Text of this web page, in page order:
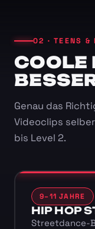
02 · TEENS &
COOLE
Genau das
Videoclips
bis Level 2.
9–11 JAHRE
HIP HOP
Streetdance-